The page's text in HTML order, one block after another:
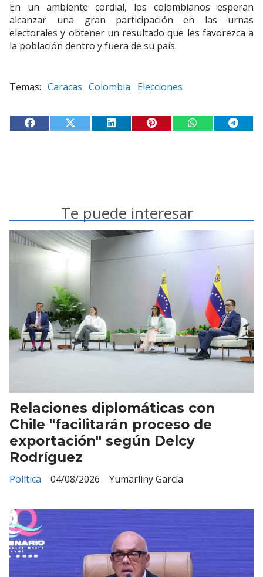
En un ambiente cordial, los colombianos esperan
alcanzar una gran participación en las urnas
electorales y obtener un resultado que les favorezca a
la población dentro y fuera de su país.
Caracas Colombia Elecciones
Te puede interesar
Relaciones diplomáticas con
Chile "facilitarán proceso de
exportación" según Delcy
Rodríguez
Yumarliny García
Política 04/08/2026